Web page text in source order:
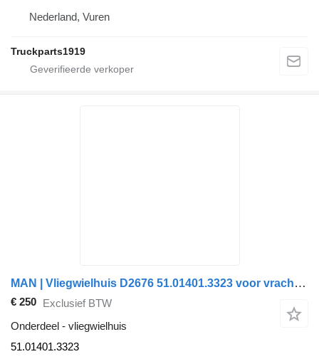
Nederland, Vuren
Truckparts1919
MAN | Vliegwielhuis D2676 51.01401.3323 voor vrachtwagen
€ 250 Exclusief BTW
Onderdeel - vliegwielhuis
51.01401.3323